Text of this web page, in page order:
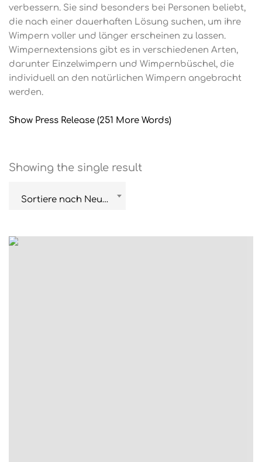
verbessern. Sie sind besonders bei Personen beliebt,
die nach einer dauerhaften Lösung suchen, um ihre
Wimpern voller und länger erscheinen zu lassen.
Wimpernextensions gibt es in verschiedenen Arten,
darunter Einzelwimpern und Wimpernbüschel, die
individuell an den natürlichen Wimpern angebracht
werden.
Show Press Release (251 More Words)
Showing the single result
Sortiere nach Neuestem